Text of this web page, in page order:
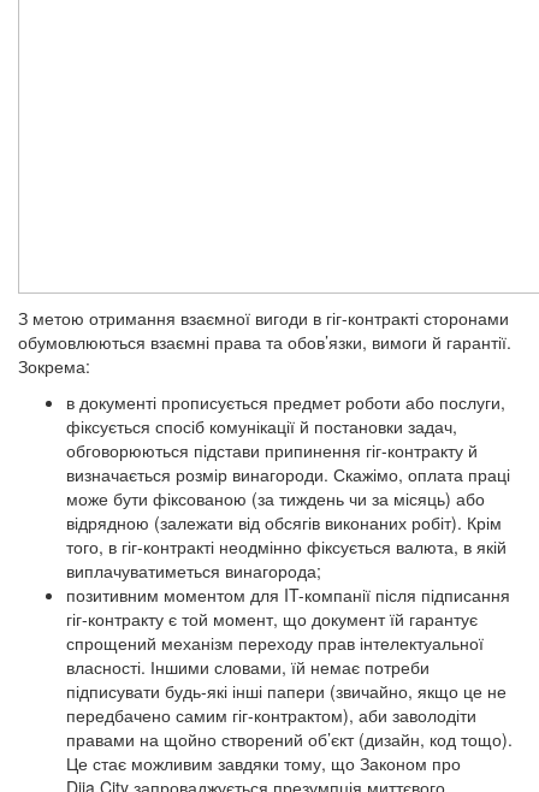
З метою отримання взаємної вигоди в гіг-контракті сторонами
обумовлюються взаємні права та обов’язки, вимоги й гарантії.
Зокрема:
в документі прописується предмет роботи або послуги,
фіксується спосіб комунікації й постановки задач,
обговорюються підстави припинення гіг-контракту й
визначається розмір винагороди. Скажімо, оплата праці
може бути фіксованою (за тиждень чи за місяць) або
відрядною (залежати від обсягів виконаних робіт). Крім
того, в гіг-контракті неодмінно фіксується валюта, в якій
виплачуватиметься винагорода;
позитивним моментом для IT-компанії після підписання
гіг-контракту є той момент, що документ їй гарантує
спрощений механізм переходу прав інтелектуальної
власності. Іншими словами, їй немає потреби
підписувати будь-які інші папери (звичайно, якщо це не
передбачено самим гіг-контрактом), аби заволодіти
правами на щойно створений об’єкт (дизайн, код тощо).
Це стає можливим завдяки тому, що Законом про